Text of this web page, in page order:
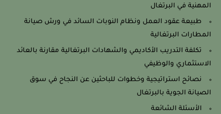
المهنية في البرتغال
طبيعة عقود العمل ونظام النوبات السائد في ورش صيانة
المطارات البرتغالية
تكلفة التدريب الأكاديمي والشهادات البرتغالية مقارنة بالعائد
الاستثماري والوظيفي
نصائح استراتيجية وخطوات للباحثين عن النجاح في سوق
الصيانة الجوية بالبرتغال
الأسئلة الشائعة